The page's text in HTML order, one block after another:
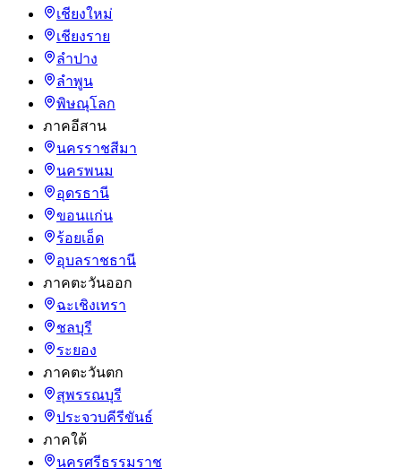
เชียงใหม่
เชียงราย
ลำปาง
ลำพูน
พิษณุโลก
ภาคอีสาน
นครราชสีมา
นครพนม
อุดรธานี
ขอนแก่น
ร้อยเอ็ด
อุบลราชธานี
ภาคตะวันออก
ฉะเชิงเทรา
ชลบุรี
ระยอง
ภาคตะวันตก
สุพรรณบุรี
ประจวบคีรีขันธ์
ภาคใต้
นครศรีธรรมราช